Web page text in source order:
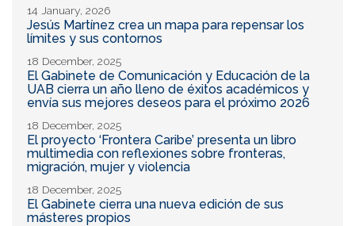
14 January, 2026
Jesús Martínez crea un mapa para repensar los
límites y sus contornos
18 December, 2025
El Gabinete de Comunicación y Educación de la
UAB cierra un año lleno de éxitos académicos y
envía sus mejores deseos para el próximo 2026
18 December, 2025
El proyecto ‘Frontera Caribe’ presenta un libro
multimedia con reflexiones sobre fronteras,
migración, mujer y violencia
18 December, 2025
El Gabinete cierra una nueva edición de sus
másteres propios